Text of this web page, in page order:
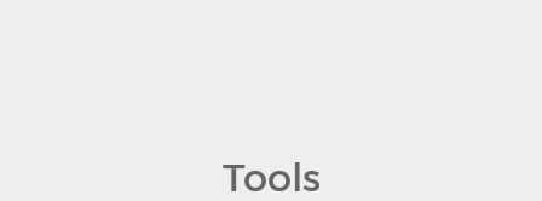
Tools